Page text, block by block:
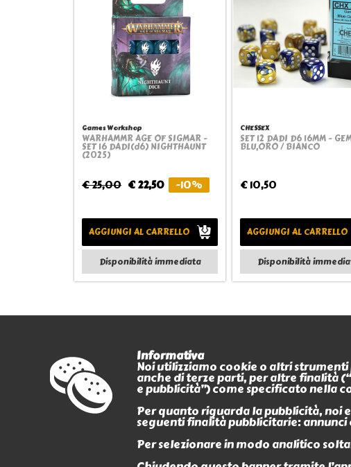
Quickview
Games Workshop
WARHAMMR AGE OF SIGMAR -
SET 16 DADI(d6) NIGHTHAUNT
(2025)
€ 25,00 € 22,50 -10%
AGGIUNGI AL CARRELLO
Disponibilità immediata
Quickview
CHESSEX
SET 12 DADI D6 16MM -
BLU,ORO / BIANCO
€ 10,50
AGGIUNGI AL CARRELLO
Disponibilità
PAGAMENTI
CERTIFICATI
Informativa
Noi utilizziamo cookie o altri
anche di terze parti, per altre finalità
e pubblicità”) come specificato nella
Per quanto riguarda la pubblicità, noi
seguenti finalità pubblicitarie:
Per selezionare in modo analitico